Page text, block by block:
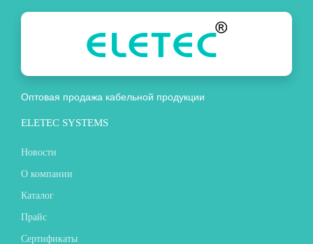
Оптовая продажа кабельной продукции
ELETEC SYSTEMS
Новости
О компании
Каталог
Прайс
Сертификаты